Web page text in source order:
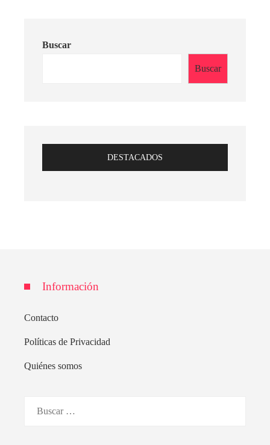
Buscar
Buscar
DESTACADOS
Información
Contacto
Políticas de Privacidad
Quiénes somos